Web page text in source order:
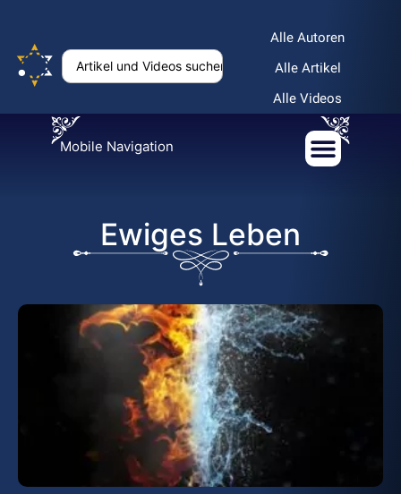
Alle Autoren
Alle Artikel
Alle Videos
Mobile Navigation
Ewiges Leben